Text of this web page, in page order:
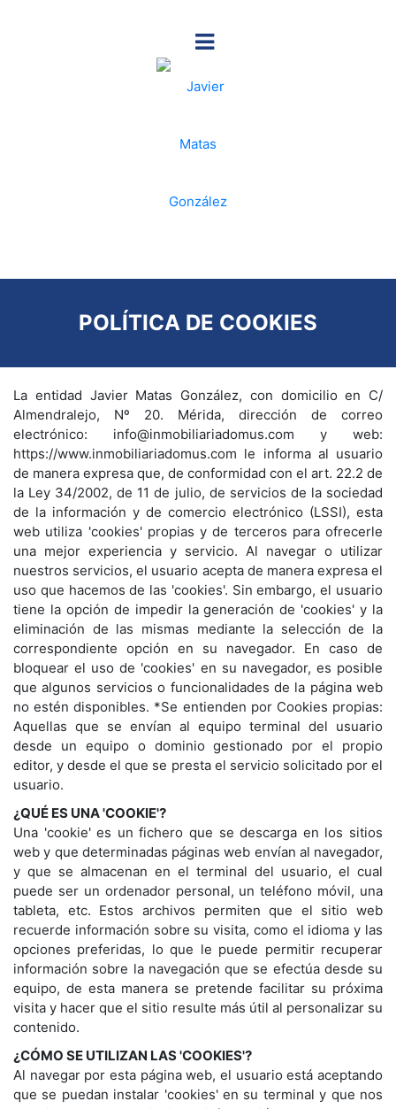
POLÍTICA DE COOKIES
La entidad Javier Matas González, con domicilio en C/
Almendralejo, Nº 20. Mérida, dirección de correo
electrónico: info@inmobiliariadomus.com y web:
https://www.inmobiliariadomus.com le informa al usuario
de manera expresa que, de conformidad con el art. 22.2 de
la Ley 34/2002, de 11 de julio, de servicios de la sociedad
de la información y de comercio electrónico (LSSI), esta
web utiliza 'cookies' propias y de terceros para ofrecerle
una mejor experiencia y servicio. Al navegar o utilizar
nuestros servicios, el usuario acepta de manera expresa el
uso que hacemos de las 'cookies'. Sin embargo, el usuario
tiene la opción de impedir la generación de 'cookies' y la
eliminación de las mismas mediante la selección de la
correspondiente opción en su navegador. En caso de
bloquear el uso de 'cookies' en su navegador, es posible
que algunos servicios o funcionalidades de la página web
no estén disponibles. *Se entienden por Cookies propias:
Aquellas que se envían al equipo terminal del usuario
desde un equipo o dominio gestionado por el propio
editor, y desde el que se presta el servicio solicitado por el
usuario.
¿QUÉ ES UNA 'COOKIE'?
Una 'cookie' es un fichero que se descarga en los sitios
web y que determinadas páginas web envían al navegador,
y que se almacenan en el terminal del usuario, el cual
puede ser un ordenador personal, un teléfono móvil, una
tableta, etc. Estos archivos permiten que el sitio web
recuerde información sobre su visita, como el idioma y las
opciones preferidas, lo que le puede permitir recuperar
información sobre la navegación que se efectúa desde su
equipo, de esta manera se pretende facilitar su próxima
visita y hacer que el sitio resulte más útil al personalizar su
contenido.
¿CÓMO SE UTILIZAN LAS 'COOKIES'?
Al navegar por esta página web, el usuario está aceptando
que se puedan instalar 'cookies' en su terminal y que nos